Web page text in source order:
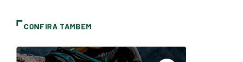
CONFIRA TAMBEM